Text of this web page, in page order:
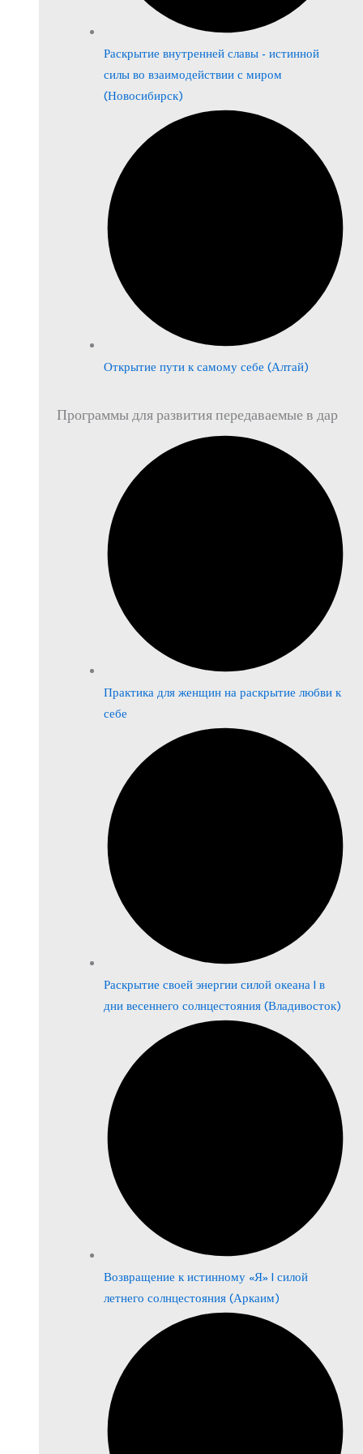
Раскрытие внутренней славы - истинной
силы во взаимодействии с миром
(Новосибирск)
Открытие пути к самому себе (Алтай)
Программы для развития передаваемые в дар
Практика для женщин на раскрытие любви к
себе
Раскрытие своей энергии силой океана | в
дни весеннего солнцестояния (Владивосток)
Возвращение к истинному «Я» | силой
летнего солнцестояния (Аркаим)